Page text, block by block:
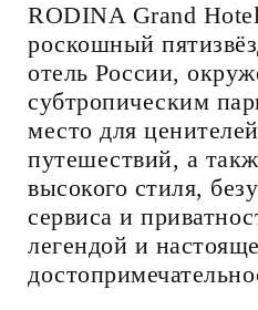
RODINA Grand
роскошный
отель России,
субтропическим
место для
путешествий, а
высокого стиля,
сервиса и
легендой и